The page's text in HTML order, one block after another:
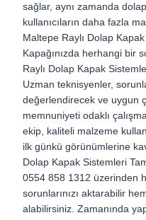
sağlar, aynı zamanda
kullanıcıların daha fazla
Maltepe Raylı Dolap
Kapağınızda herhangi bir
Raylı Dolap Kapak
Uzman teknisyenler,
değerlendirecek ve uygun
memnuniyeti odaklı
ekip, kaliteli malzeme
ilk günkü görünümlerine
Dolap Kapak Sistemleri
0554 858 1312 üzerinden
sorunlarınızı aktarabilir
alabilirsiniz. Zamanında